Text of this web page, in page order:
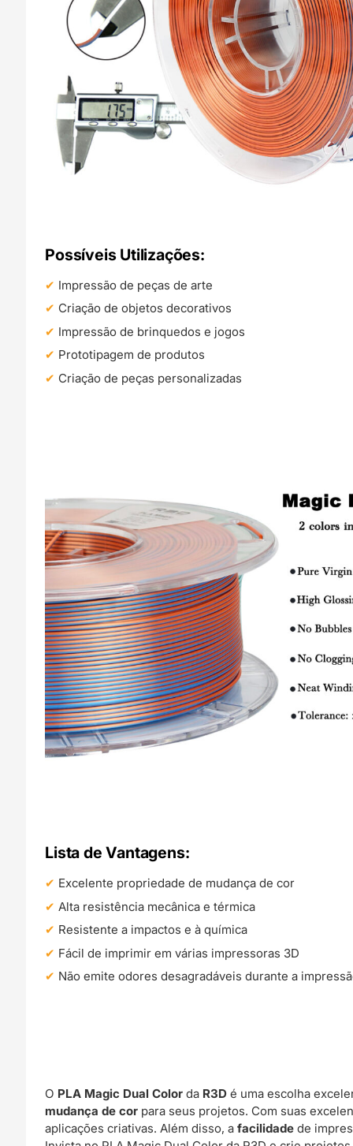
Possíveis Utilizações:
Impressão de peças de arte
Criação de objetos decorativos
Impressão de brinquedos e jogos
Prototipagem de produtos
Criação de peças personalizadas
Lista de Vantagens:
Excelente propriedade de mudança de cor
Alta resistência mecânica e térmica
Resistente a impactos e à química
Fácil de imprimir em várias impressoras 3D
Não emite odores desagradáveis durante a
O PLA Magic Dual Color da R3D é uma escolha
mudança de cor para seus projetos. Com suas
aplicações criativas. Além disso, afacilidade de